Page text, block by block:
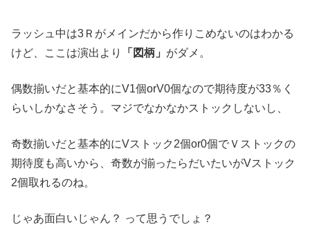
ラッシュ中は3Ｒがメインだから作りこめないのはわかる
けど、ここは演出より
「図柄」 がダメ。
偶数揃いだと基本的にV1個orV0個なので期待度が33％く
らいしかなさそう。マジでなかなかストックしないし、
奇数揃いだと基本的にVストック2個or0個でＶストックの
期待度も高いから、奇数が揃ったらだいたいがVストック
2個取れるのね。
じゃあ面白いじゃん？ って思うでしょ？